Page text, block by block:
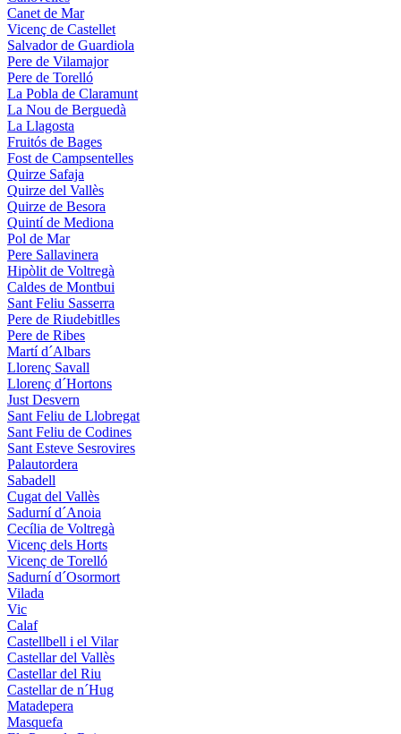
Canet de Mar
Vicenç de Castellet
Salvador de Guardiola
Pere de Vilamajor
Pere de Torelló
La Pobla de Claramunt
La Nou de Berguedà
La Llagosta
Fruitós de Bages
Fost de Campsentelles
Quirze Safaja
Quirze del Vallès
Quirze de Besora
Quintí de Mediona
Pol de Mar
Pere Sallavinera
Hipòlit de Voltregà
Caldes de Montbui
Sant Feliu Sasserra
Pere de Riudebitlles
Pere de Ribes
Martí d´Albars
Llorenç Savall
Llorenç d´Hortons
Just Desvern
Sant Feliu de Llobregat
Sant Feliu de Codines
Sant Esteve Sesrovires
Palautordera
Sabadell
Cugat del Vallès
Sadurní d´Anoia
Cecília de Voltregà
Vicenç dels Horts
Vicenç de Torelló
Sadurní d´Osormort
Vilada
Vic
Calaf
Castellbell i el Vilar
Castellar del Vallès
Castellar del Riu
Castellar de n´Hug
Matadepera
Masquefa